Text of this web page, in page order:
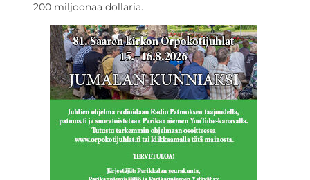
200 miljoonaa dollaria.